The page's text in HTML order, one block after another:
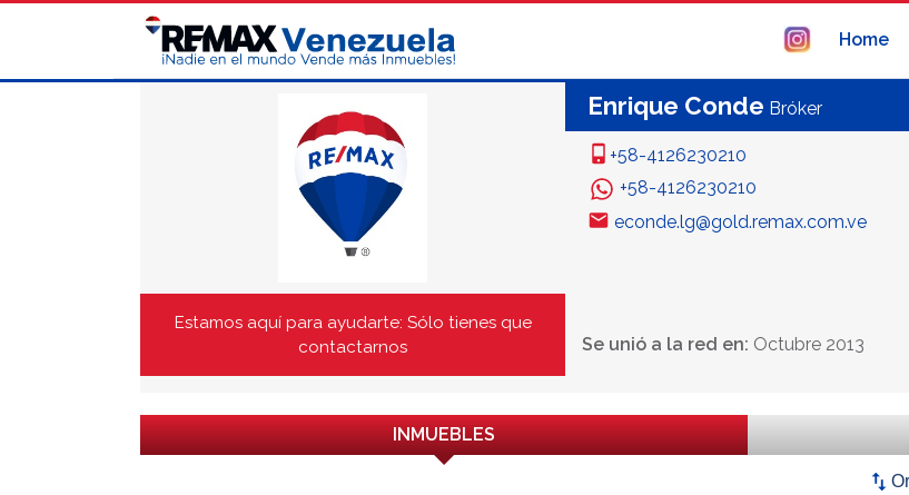
Home
Estamos aquí para ayudarte: Sólo tienes que
contactarnos
Enrique Conde Bróker
+58-4126230210
+58-4126230210
econde.lg@gold.remax.com.ve
Se unió a la red en: Octubre 2013
INMUEBLES
swap_vert